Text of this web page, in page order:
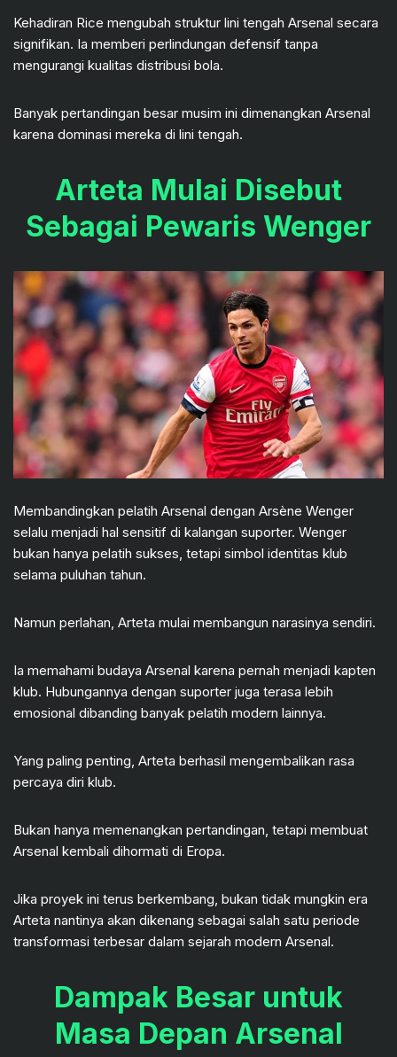
Kehadiran Rice mengubah struktur lini tengah Arsenal secara
signifikan. Ia memberi perlindungan defensif tanpa
mengurangi kualitas distribusi bola.
Banyak pertandingan besar musim ini dimenangkan Arsenal
karena dominasi mereka di lini tengah.
Arteta Mulai Disebut
Sebagai Pewaris Wenger
Membandingkan pelatih Arsenal dengan Arsène Wenger
selalu menjadi hal sensitif di kalangan suporter. Wenger
bukan hanya pelatih sukses, tetapi simbol identitas klub
selama puluhan tahun.
Namun perlahan, Arteta mulai membangun narasinya sendiri.
Ia memahami budaya Arsenal karena pernah menjadi kapten
klub. Hubungannya dengan suporter juga terasa lebih
emosional dibanding banyak pelatih modern lainnya.
Yang paling penting, Arteta berhasil mengembalikan rasa
percaya diri klub.
Bukan hanya memenangkan pertandingan, tetapi membuat
Arsenal kembali dihormati di Eropa.
Jika proyek ini terus berkembang, bukan tidak mungkin era
Arteta nantinya akan dikenang sebagai salah satu periode
transformasi terbesar dalam sejarah modern Arsenal.
Dampak Besar untuk
Masa Depan Arsenal